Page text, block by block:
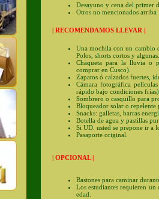
Desayuno y cena del primer
Otros no mencionados arriba
| RECOMENDAMOS LLEVAR |
Una mochila con un cambio
Polos, shorts cortos y algunas.
Chaqueta para la lluvia o
comprar en Cusco).
Zapatos ó calzados fuertes,
Cámara fotográfica
rápido bajo condiciones
Sombrero o casquillo para
Bloqueador solar o
Snacks: galletas, barras
Botella de agua y pastillas
Si UD. usted se prepone ir a
Pasaporte original.
| OPCIONAL |
Bastones para caminar
Los estudiantes requieren
edad.